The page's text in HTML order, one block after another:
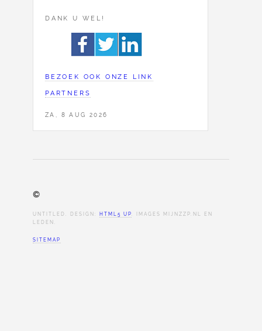
DANK U WEL!
BEZOEK OOK ONZE LINK
PARTNERS
ZA, 8 AUG 2026
©
UNTITLED. DESIGN: HTML5 UP . IMAGES MIJNZZP.NL EN
LEDEN.
SITEMAP